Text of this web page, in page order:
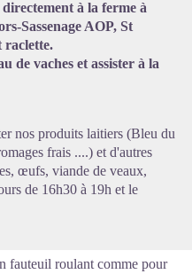
l'image en plein écran
à la ferme à
Sassenage AOP, St
raclette.
de vaches et assister à la
nos produits laitiers (Bleu du
frais ....) et d'autres
œufs, viande de veaux,
de 16h30 à 19h et le
fauteuil roulant comme pour